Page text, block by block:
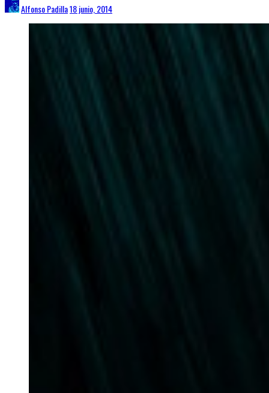
Alfonso Padilla18 junio, 2014